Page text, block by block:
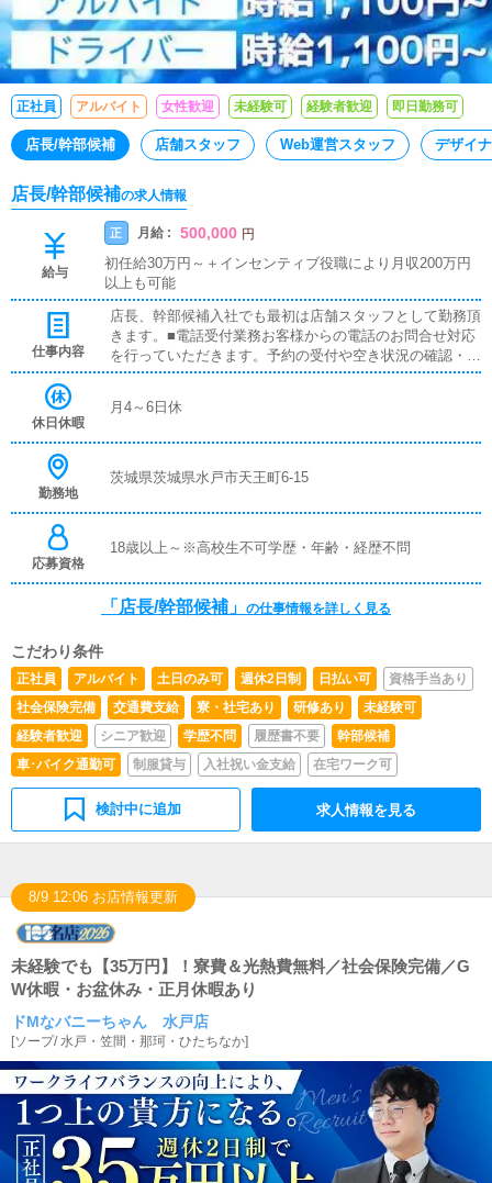
正社員 アルバイト 女性歓迎 未経験可 経験者歓迎 即日勤務可
店長/幹部候補 店舗スタッフ Web運営スタッフ デザイ
店長/幹部候補の求人情報
給与
正 月給 : 500,000 円
初任給30万円～＋インセンティブ役職により月収200万円
以上も可能
仕事内容
店長、幹部候補入社でも最初は店舗スタッフとして勤務頂
きます。■電話受付業務お客様からの電話のお問合せ対応
を行っていただきます。予約の受付や空き状況の確認・説
明をお願いします。予約の確定後はキャストやドライバー
聞ける環境ですので、未経験でも安心して働けます。■案
の喚起などをお願いします。簡単なマニュアルや、先輩ス
ますので未経験の方でも安心して働けます。■キャスト管
にインターネットを使ったPR（写メ日記）などの使い方
ブンネットなど、ポータルサイト等の店舗情報更新作業を
行っていただきます。キャストの出勤情報やイベント、求
ません。PCが苦手な人でも簡単にできます。■清掃・備品
管理お客様やキャストの方に快適にお過ごしいただくた
め、店内の清掃や備品の管理・補充を行っていただきます
休日休暇
月4～6日休
勤務地
茨城県茨城県水戸市天王町6-15
応募資格
18歳以上～※高校生不可学歴・年齢・経歴不問
「店長/幹部候補」 の仕事情報を詳しく見る
こだわり条件
正社員 アルバイト 土日のみ可 週休2日制 日払い可
資格手当あり
社会保険完備
交通費支給 寮・社宅あり 研修あり
未経験可
経験者歓迎
シニア歓迎 学歴不問 履歴書不要
幹部候補
車･バイク通勤可
制服貸与 入社祝い金支給 在宅ワーク可
検討中に追加 求人情報を見る
8/9 12:06 お店情報更新
未経験でも【35万円】！寮費＆光熱費無料／社会保険完備／G
W休暇・お盆休み・正月休暇あり
ドMなバニーちゃん 水戸店
[ソープ/水戸・笠間・那珂・ひたちなか]